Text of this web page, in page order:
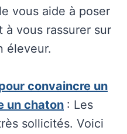
vous aide à poser
à vous rassurer sur
éleveur.
convaincre un
un chaton : Les
sollicités. Voici